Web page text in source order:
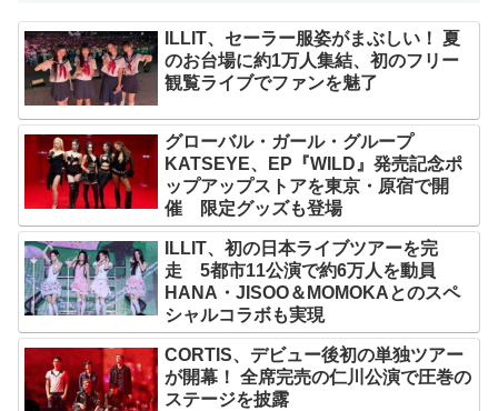
ILLIT、セーラー服姿がまぶしい！ 夏
のお台場に約1万人集結、初のフリー
観覧ライブでファンを魅了
グローバル・ガール・グループ
KATSEYE、EP『WILD』発売記念ポ
ップアップストアを東京・原宿で開
催 限定グッズも登場
ILLIT、初の日本ライブツアーを完
走 5都市11公演で約6万人を動員
HANA・JISOO＆MOMOKAとのスペ
シャルコラボも実現
CORTIS、デビュー後初の単独ツアー
が開幕！ 全席完売の仁川公演で圧巻の
ステージを披露